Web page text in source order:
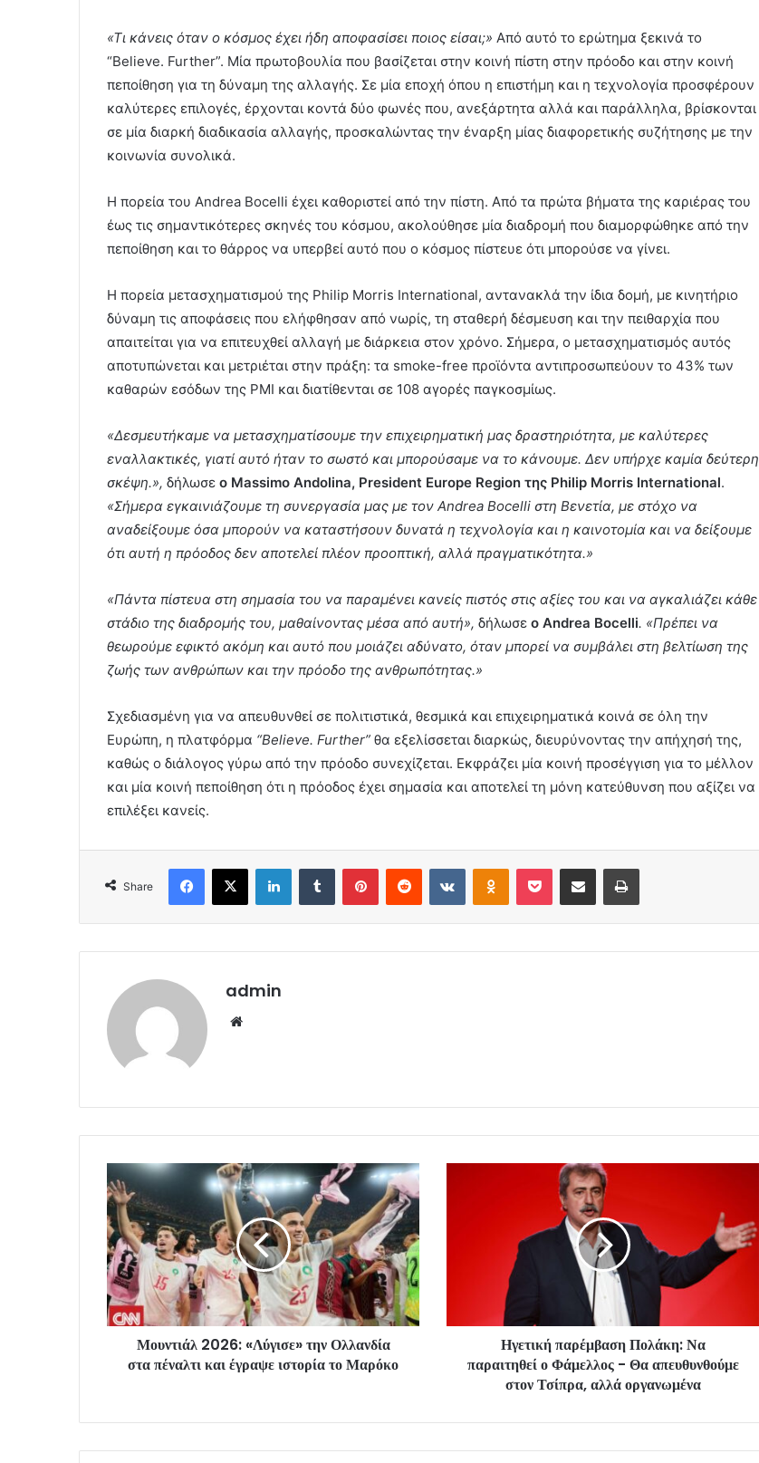
«Τι κάνεις όταν ο κόσμος έχει ήδη αποφασίσει ποιος είσαι;» Από αυτό το ερώτημα ξεκινά το
“Believe. Further”. Μία πρωτοβουλία που βασίζεται στην κοινή πίστη στην πρόοδο και στην κοινή
πεποίθηση για τη δύναμη της αλλαγής. Σε μία εποχή όπου η επιστήμη και η τεχνολογία προσφέρουν
καλύτερες επιλογές, έρχονται κοντά δύο φωνές που, ανεξάρτητα αλλά και παράλληλα, βρίσκονται
σε μία διαρκή διαδικασία αλλαγής, προσκαλώντας την έναρξη μίας διαφορετικής συζήτησης με την
κοινωνία συνολικά.
Η πορεία του Andrea Bocelli έχει καθοριστεί από την πίστη. Από τα πρώτα βήματα της καριέρας του
έως τις σημαντικότερες σκηνές του κόσμου, ακολούθησε μία διαδρομή που διαμορφώθηκε από την
πεποίθηση και το θάρρος να υπερβεί αυτό που ο κόσμος πίστευε ότι μπορούσε να γίνει.
Η πορεία μετασχηματισμού της Philip Morris International, αντανακλά την ίδια δομή, με κινητήριο
δύναμη τις αποφάσεις που ελήφθησαν από νωρίς, τη σταθερή δέσμευση και την πειθαρχία που
απαιτείται για να επιτευχθεί αλλαγή με διάρκεια στον χρόνο. Σήμερα, ο μετασχηματισμός αυτός
αποτυπώνεται και μετριέται στην πράξη: τα smoke-free προϊόντα αντιπροσωπεύουν το 43% των
καθαρών εσόδων της PMI και διατίθενται σε 108 αγορές παγκοσμίως.
«Δεσμευτήκαμε να μετασχηματίσουμε την επιχειρηματική μας δραστηριότητα, με καλύτερες
εναλλακτικές, γιατί αυτό ήταν το σωστό και μπορούσαμε να το κάνουμε. Δεν υπήρχε καμία δεύτερη
σκέψη.», δήλωσε ο Massimo Andolina, President Europe Region της Philip Morris International.
«Σήμερα εγκαινιάζουμε τη συνεργασία μας με τον Andrea Bocelli στη Βενετία, με στόχο να
αναδείξουμε όσα μπορούν να καταστήσουν δυνατά η τεχνολογία και η καινοτομία και να δείξουμε
ότι αυτή η πρόοδος δεν αποτελεί πλέον προοπτική, αλλά πραγματικότητα.»
«Πάντα πίστευα στη σημασία του να παραμένει κανείς πιστός στις αξίες του και να αγκαλιάζει κάθε
στάδιο της διαδρομής του, μαθαίνοντας μέσα από αυτή», δήλωσε ο Andrea Bocelli. «Πρέπει να
θεωρούμε εφικτό ακόμη και αυτό που μοιάζει αδύνατο, όταν μπορεί να συμβάλει στη βελτίωση της
ζωής των ανθρώπων και την πρόοδο της ανθρωπότητας.»
Σχεδιασμένη για να απευθυνθεί σε πολιτιστικά, θεσμικά και επιχειρηματικά κοινά σε όλη την
Ευρώπη, η πλατφόρμα “Believe. Further” θα εξελίσσεται διαρκώς, διευρύνοντας την απήχησή της,
καθώς ο διάλογος γύρω από την πρόοδο συνεχίζεται. Εκφράζει μία κοινή προσέγγιση για το μέλλον
και μία κοινή πεποίθηση ότι η πρόοδος έχει σημασία και αποτελεί τη μόνη κατεύθυνση που αξίζει να
επιλέξει κανείς.
Share
Facebook
X LinkedInTumblr PinterestReddit VKontakteOdnoklassniki
Pocket Share via Email Print
admin
Μουντιάλ 2026: «Λύγισε» την Ολλανδία
στα πέναλτι και έγραψε ιστορία το Μαρόκο
Ηγετική παρέμβαση Πολάκη: Να
παραιτηθεί ο Φάμελλος - Θα απευθυνθούμε
στον Τσίπρα, αλλά οργανωμένα